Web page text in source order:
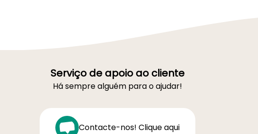
Serviço de apoio ao cliente
Há sempre alguém para o ajudar!
Contacte-nos! Clique aqui